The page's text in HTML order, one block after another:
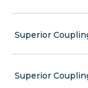
Superior
Superior